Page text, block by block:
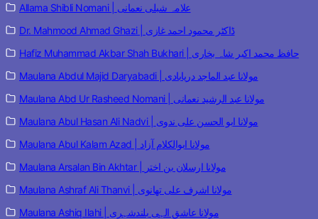
Allama Shibli Nomani | علامہ شبلی نعمانی
Dr. Mahmood Ahmad Ghazi | ڈاکٹر محمود احمد غازی
Hafiz Muhammad Akbar Shah Bukhari | حافظ محمد اکبر شاہ بخاری
Maulana Abdul Majid Daryabadi | مولانا عبد الماجد دریابادی
Maulana Abd Ur Rasheed Nomani | مولانا عبد الرشید نعمانی
Maulana Abul Hasan Ali Nadvi | مولانا ابو الحسن علی ندوی
Maulana Abul Kalam Azad | مولانا ابوالکلام آزاد
Maulana Arsalan Bin Akhtar | مولانا ارسلان بن اختر
Maulana Ashraf Ali Thanvi | مولانا اشرف علی تھانوی
Maulana Ashiq Ilahi | مولانا عاشق الہی بلندشہری